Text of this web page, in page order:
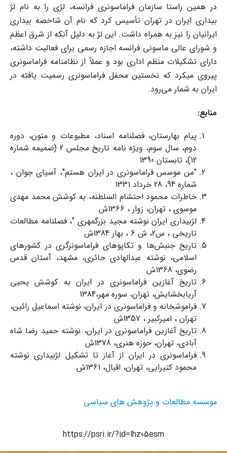
در همین راستا سازمان فراماسونری فرانسه، لژی را به نام لژ
بیداری ایران در تهران تأسیس کرد که نام آن شاخصه بیداری
ایرانیان را نیز به همراه داشت. این لژ به دلیل آنکه از شرق اعظم
و شورای عالی ماسونی فرانسه اجازه رسمی برای فعالیت داشته،
دارای تشکیلات منظم اداری بود و عملاً از نظام‎نامه فراماسونری
پیروی می‎کرد که نخستین محفل فراماسونری رسمیت یافته در
ایران به شمار می‌رود.
منابع:
پیام بهارستان، فصلنامه اسناد، مطبوعات و متون، دوره
دوم، سال سوم، ویژه نامه تاریخ مجلس 2 (ضمیمه شماره
12)، تابستان 1390
"من موسس فراماسونری در ایران هستم"، آسیای جوان ،
شماره 94، 28 خرداد 1331
خاطرات محمود احتشام السلطنه، به کوشش محمد مهدی
موسوی ، تهران، زوار ، 1366ش
لژبیداری ایران نوشته مجید بزرگمهری "، فصلنامه مطالعات
تاریخی ، س2، ش 6 ، بهار 1384ش
تاریخ جنبش‌ها و تکاپوهای فراماسونرگری در کشورهای
اسلامی، نوشته عبدالهادی حائری، مشهد، آستان قدس
رضوی، 1368ش
تاریخ آغازین فراماسونری در ایران به کوشش یحیی
آریابخشایش، تهران، سوره مهر،1384
فراموشخانه و فراماسونری در ایران، نوشته اسماعیل رائین،
تهران ، امیرکبیر ، 1357ش
تاریخ آغازین فراماسونری در ایران، نوشته حمید رضا شاه
آبادی، تهران، حوزه هنری، 1378ش
فراماسونری در ایران از آغاز تا تشکیل لژبیداری نوشته
محمود کتیرایی، تهران، اقبال، 1361ش
موسسه مطالعات و پژوهش های سیاسی
https://psri.ir/?id=lhz05esm